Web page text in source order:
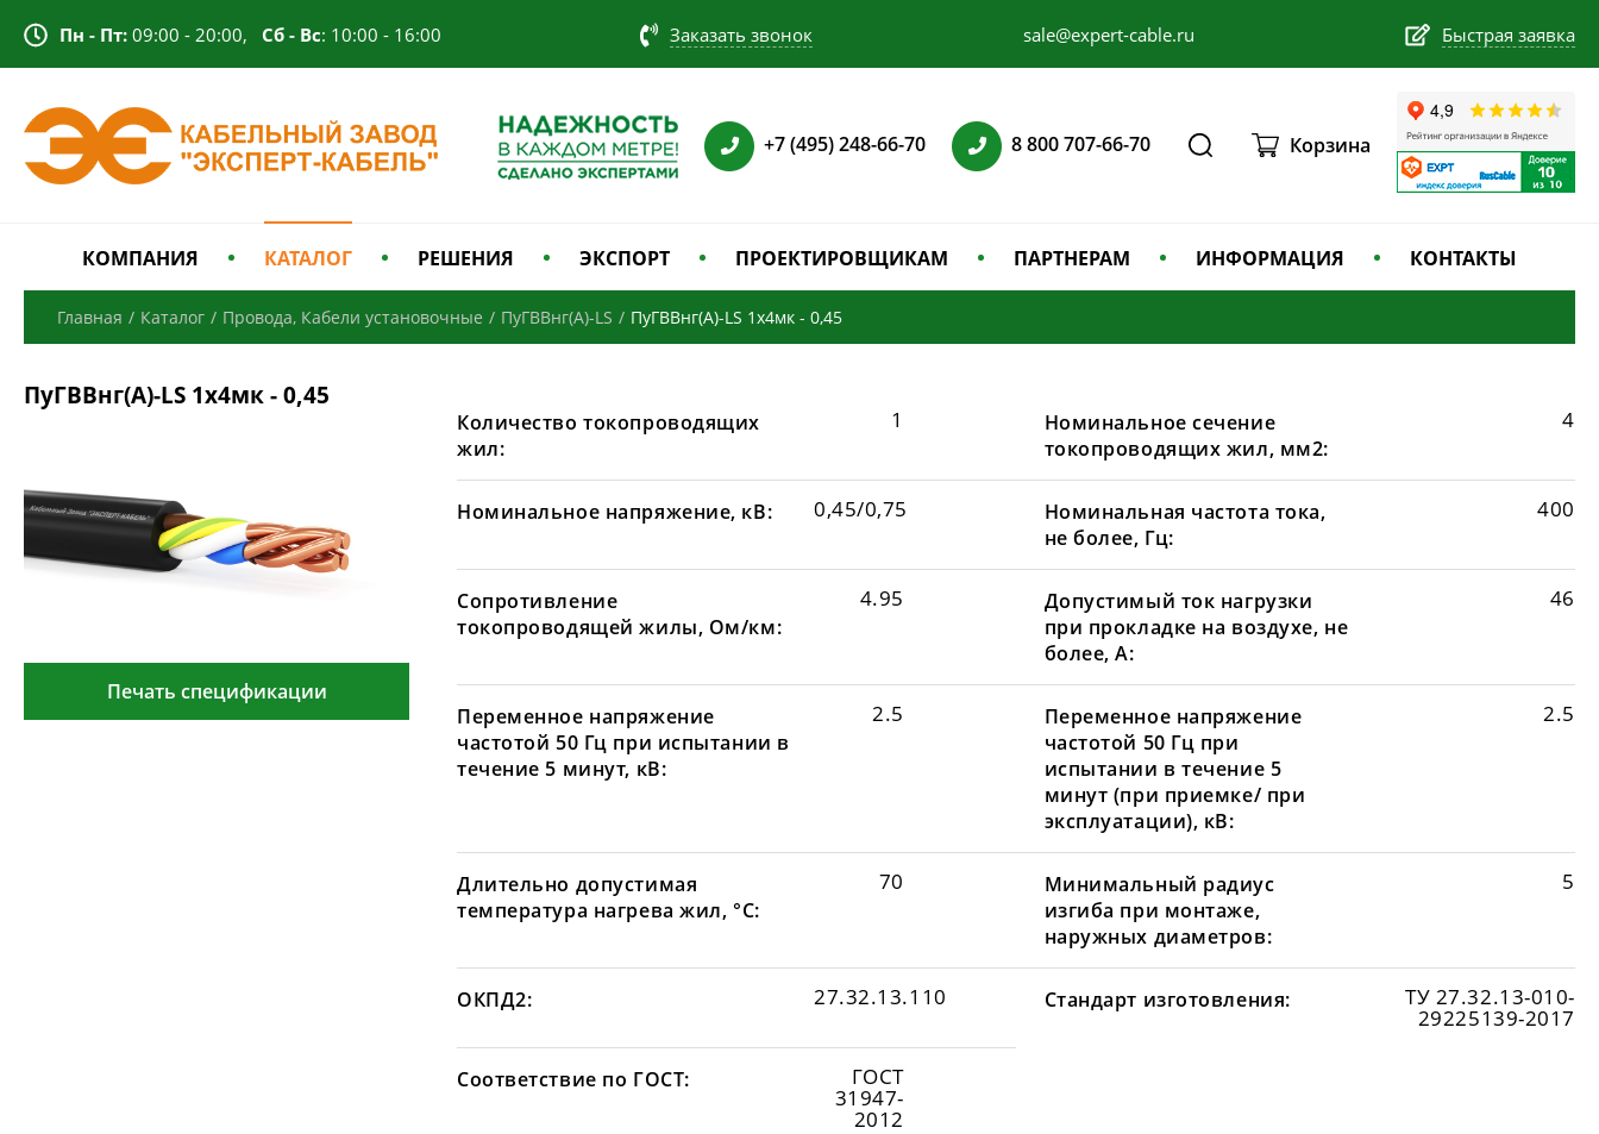
Пн - Пт: 09:00 - 20:00, Сб - Вс: 10:00 - 16:00 Заказать звонок sale@expert-cable.ru Быстрая заявка
+7 (495) 248-66-70 8 800 707-66-70 Корзина
КОМПАНИЯ КАТАЛОГ РЕШЕНИЯ ЭКСПОРТ ПРОЕКТИРОВЩИКАМ ПАРТНЕРАМ ИНФОРМАЦИЯ КОНТАКТЫ
Главная / Каталог / Провода, Кабели установочные / ПуГВВнг(А)-LS / ПуГВВнг(A)-LS 1х4мк - 0,45
ПуГВВнг(A)-LS 1х4мк - 0,45
Печать спецификации
Количество токопроводящих
жил:
1
Номинальное сечение
токопроводящих жил, мм2:
4
Номинальное напряжение, кВ: 0,45/0,75
Номинальная частота тока,
не более, Гц:
400
Сопротивление
токопроводящей жилы, Ом/км:
4.95
Допустимый ток нагрузки
при прокладке на воздухе, не
более, А:
46
Переменное напряжение
частотой 50 Гц при испытании в
течение 5 минут, кВ:
2.5
Переменное напряжение
частотой 50 Гц при
испытании в течение 5
минут (при приемке/ при
эксплуатации), кВ:
2.5
Длительно допустимая
температура нагрева жил, °С:
70
Минимальный радиус
изгиба при монтаже,
наружных диаметров:
5
ОКПД2: 27.32.13.110 Стандарт изготовления: ТУ 27.32.13-010-
29225139-2017
Соответствие по ГОСТ: ГОСТ
31947-
2012